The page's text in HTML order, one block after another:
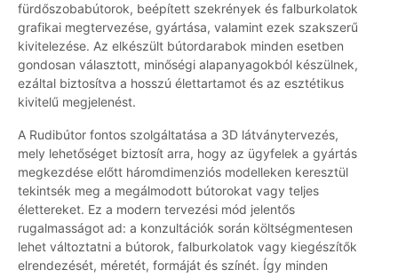
fürdőszobabútorok, beépített szekrények és falburkolatok
grafikai megtervezése, gyártása, valamint ezek szakszerű
kivitelezése. Az elkészült bútordarabok minden esetben
gondosan választott, minőségi alapanyagokból készülnek,
ezáltal biztosítva a hosszú élettartamot és az esztétikus
kivitelű megjelenést.
A Rudibútor fontos szolgáltatása a 3D látványtervezés,
mely lehetőséget biztosít arra, hogy az ügyfelek a gyártás
megkezdése előtt háromdimenziós modelleken keresztül
tekintsék meg a megálmodott bútorokat vagy teljes
élettereket. Ez a modern tervezési mód jelentős
rugalmasságot ad: a konzultációk során költségmentesen
lehet változtatni a bútorok, falburkolatok vagy kiegészítők
elrendezését, méretét, formáját és színét. Így minden